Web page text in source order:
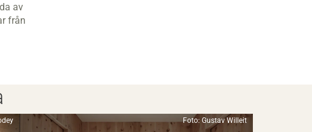
av
från
Foto: Gustav Willeit